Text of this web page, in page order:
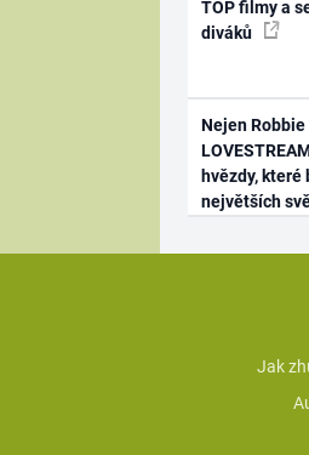
TOP filmy a
diváků
Nejen
hvězdy,
největších
Jak